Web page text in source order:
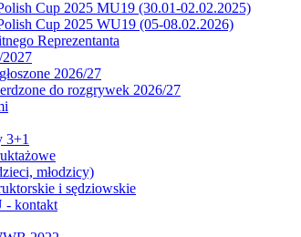
Cup 2025 MU19 (30.01-02.02.2025)
Cup 2025 WU19 (05-08.02.2026)
Reprezentanta
2026/27
do rozgrywek 2026/27
3+1
młodzicy)
i sędziowskie
- kontakt